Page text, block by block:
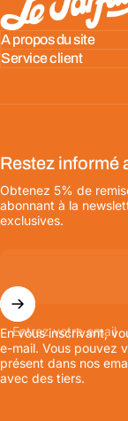
A propos du site
Service client
Restez informé
Obtenez 5% de
abonnant à la
exclusives.
Entrez votre email
En vous inscrivant,
e-mail. Vous pouvez
présent dans nos
avec des tiers.